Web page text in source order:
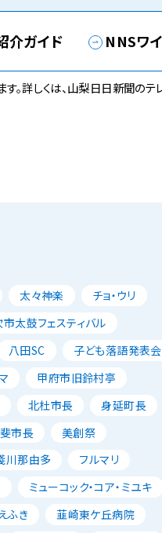
介ガイド NNSワ
詳しくは、山梨日日新聞のテ
太々神楽
チョ・ウリ
太鼓フェスティバル
八田SC
子ども落語発表会
甲府市旧鈴村亭
北杜市長
身延町長
市長
美創祭
川那由多
フルマリ
ミューコック・コア・ミユキ
ふき
韮崎東ケ丘病院